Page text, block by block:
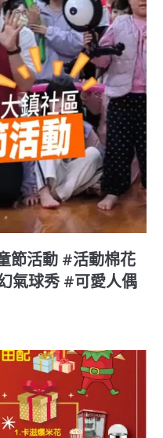
節活動 #活動棉花
氣球秀 #可愛人偶